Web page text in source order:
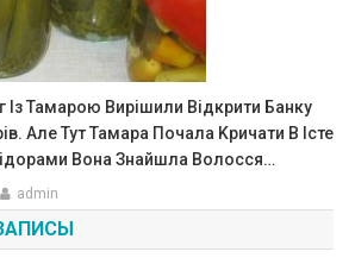
Із Тамарою Вирішили Відкрити Банку
Але Тут Тамара Почала Kричати В Істе
Вона Знайшла Волосся…
admin